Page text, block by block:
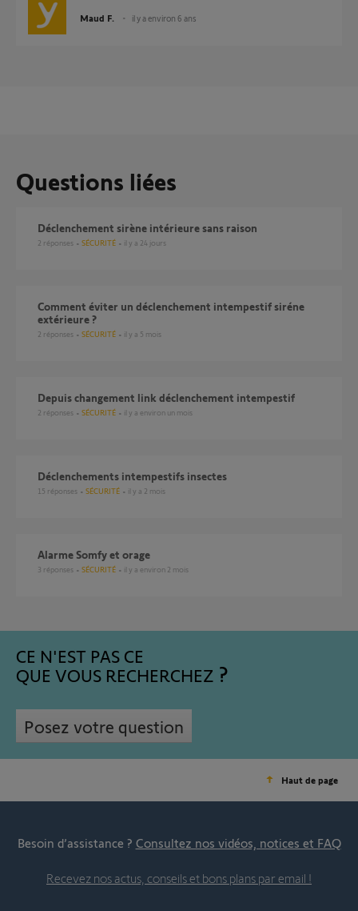
Maud F. il y a environ 6 ans
Questions liées
Déclenchement sirène intérieure sans raison
2 réponses SÉCURITÉ il y a 24 jours
Comment éviter un déclenchement intempestif siréne
extérieure ?
2 réponses SÉCURITÉ il y a 5 mois
Depuis changement link déclenchement intempestif
2 réponses SÉCURITÉ il y a environ un mois
Déclenchements intempestifs insectes
15 réponses SÉCURITÉ il y a 2 mois
Alarme Somfy et orage
3 réponses SÉCURITÉ il y a environ 2 mois
CE N'EST PAS CE
QUE VOUS RECHERCHEZ
Posez votre question
Haut de page
Besoin d’assistance ? Consultez nos vidéos, notices et FAQ
Recevez nos actus, conseils et bons plans par email !